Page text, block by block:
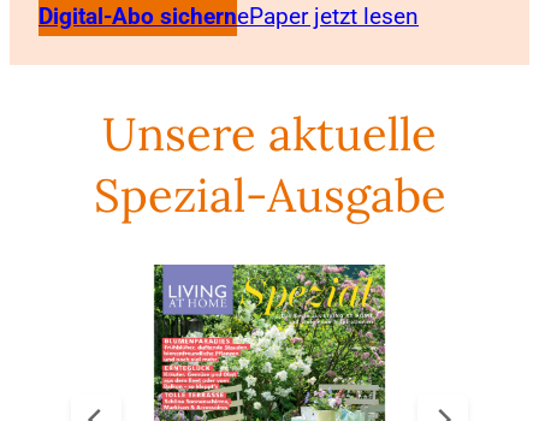
Digital-Abo sichernePaper jetzt lesen
Unsere aktuelle
Spezial-Ausgabe